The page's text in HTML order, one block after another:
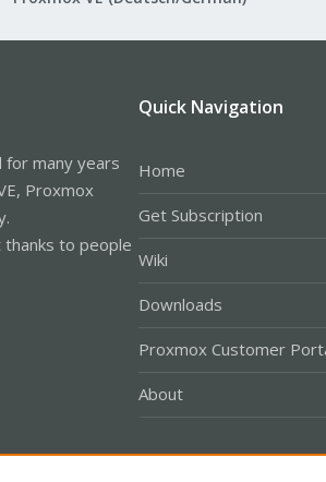
for many years
Proxmox
to people
Quick Navigation
Home
Get Subscription
Wiki
Downloads
Proxmox Customer
About